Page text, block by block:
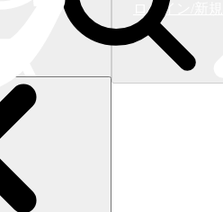
ログイン/新
0)